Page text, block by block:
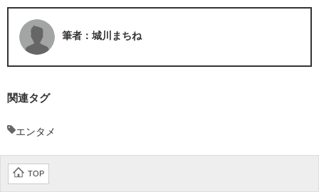
筆者：城川まちね
関連タグ
エンタメ
TOP